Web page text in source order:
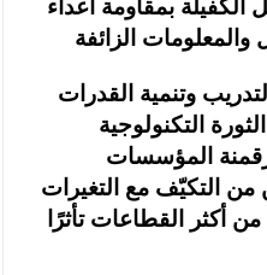
بمقاومة أعداء
وتنمية القدرات
التكنولوجية
ورقمنة المؤسسات
من التكيّف مع التغيرات
أكثر القطاعات تأثرًا